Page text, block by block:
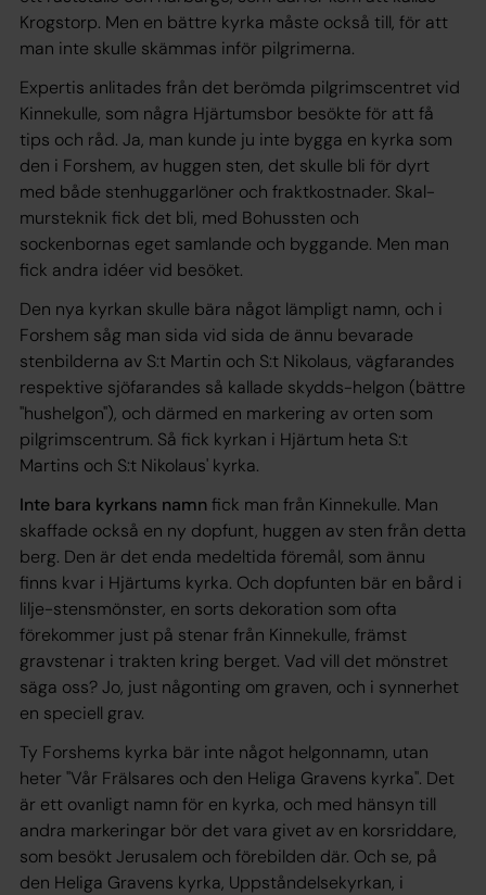
Krogstorp. Men en bättre kyrka måste också till, för att
man inte skulle skämmas inför pilgrimerna.
Expertis anlitades från det berömda pilgrimscentret vid
Kinnekulle, som några Hjärtumsbor besökte för att få
tips och råd. Ja, man kunde ju inte bygga en kyrka som
den i Forshem, av huggen sten, det skulle bli för dyrt
med både stenhuggarlöner och fraktkostnader. Skal-
mursteknik fick det bli, med Bohussten och
sockenbornas eget samlande och byggande. Men man
fick andra idéer vid besöket.
Den nya kyrkan skulle bära något lämpligt namn, och i
Forshem såg man sida vid sida de ännu bevarade
stenbilderna av S:t Martin och S:t Nikolaus, vägfarandes
respektive sjöfarandes så kallade skydds-helgon (bättre
"hushelgon"), och därmed en markering av orten som
pilgrimscentrum. Så fick kyrkan i Hjärtum heta S:t
Martins och S:t Nikolaus' kyrka.
Inte bara kyrkans namnfick man från Kinnekulle. Man
skaffade också en ny dopfunt, huggen av sten från detta
berg. Den är det enda medeltida föremål, som ännu
finns kvar i Hjärtums kyrka. Och dopfunten bär en bård i
lilje-stensmönster, en sorts dekoration som ofta
förekommer just på stenar från Kinnekulle, främst
gravstenar i trakten kring berget. Vad vill det mönstret
säga oss? Jo, just någonting om graven, och i synnerhet
en speciell grav.
Ty Forshems kyrka bär inte något helgonnamn, utan
heter "Vår Frälsares och den Heliga Gravens kyrka". Det
är ett ovanligt namn för en kyrka, och med hänsyn till
andra markeringar bör det vara givet av en korsriddare,
som besökt Jerusalem och förebilden där. Och se, på
den Heliga Gravens kyrka, Uppståndelsekyrkan, i